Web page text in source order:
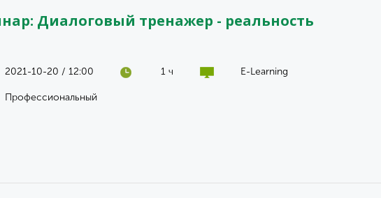
Диалоговый тренажер - реальность
2021-10-20 / 12:00 1 ч E-Learning
Профессиональный